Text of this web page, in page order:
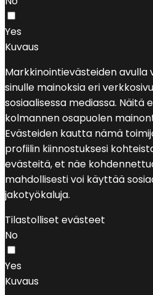
Yes
Kuvaus
Markkinointievästeiden
sinulle mainoksia eri
sosiaalisessa mediassa.
kolmannen osapuolen
Evästeiden kautta nämä
profiilin kiinnostuksesi
evästeitä, et näe
mahdollisesti voi käyttää
jakotyökaluja.
Tilastolliset evästeet
No
Yes
Kuvaus